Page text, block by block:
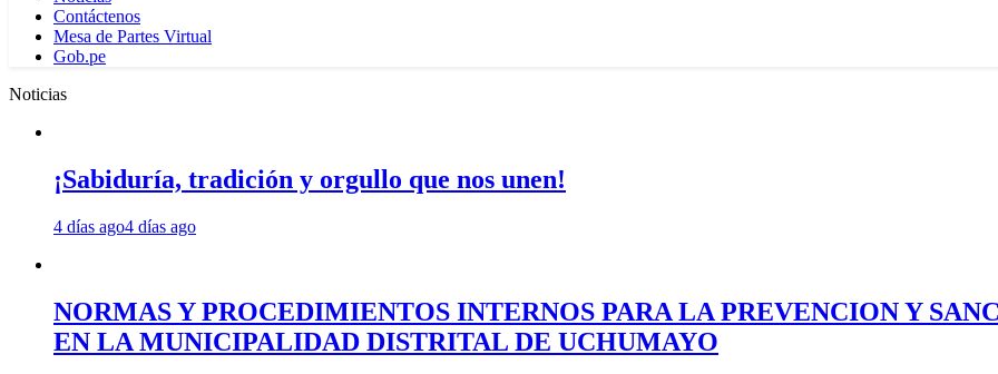
Contáctenos
Mesa de Partes Virtual
Gob.pe
Noticias
¡Sabiduría, tradición y orgullo que nos unen!
4 días ago4 días ago
NORMAS Y PROCEDIMIENTOS INTERNOS PARA LA PREVENCION Y
EN LA MUNICIPALIDAD DISTRITAL DE UCHUMAYO